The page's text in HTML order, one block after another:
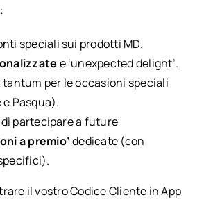
speciali sui prodotti MD.
e ‘unexpected delight’.
per le occasioni speciali
Pasqua).
partecipare a future
a premio’dedicate (con
il vostro Codice Cliente in App